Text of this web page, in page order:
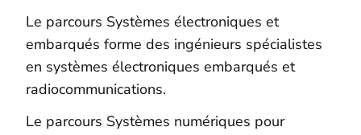
Le parcours Systèmes électroniques et
embarqués forme des ingénieurs spécialistes
en systèmes électroniques embarqués et
radiocommunications.
Le parcours Systèmes numériques pour